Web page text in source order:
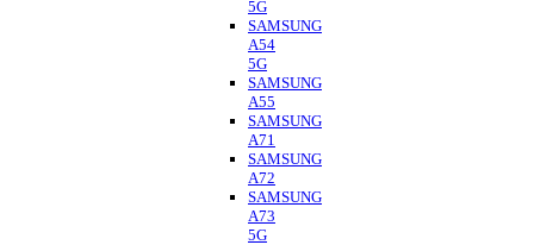
5G
SAMSUNG
A54
5G
SAMSUNG
A55
SAMSUNG
A71
SAMSUNG
A72
SAMSUNG
A73
5G